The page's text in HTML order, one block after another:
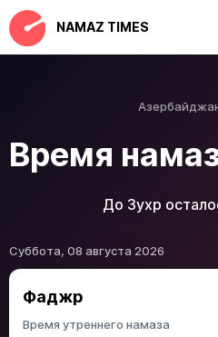
NAMAZ TIMES
Время
До Зухр
Суббота, 08 августа 2026
Фаджр
Время утреннего намаза